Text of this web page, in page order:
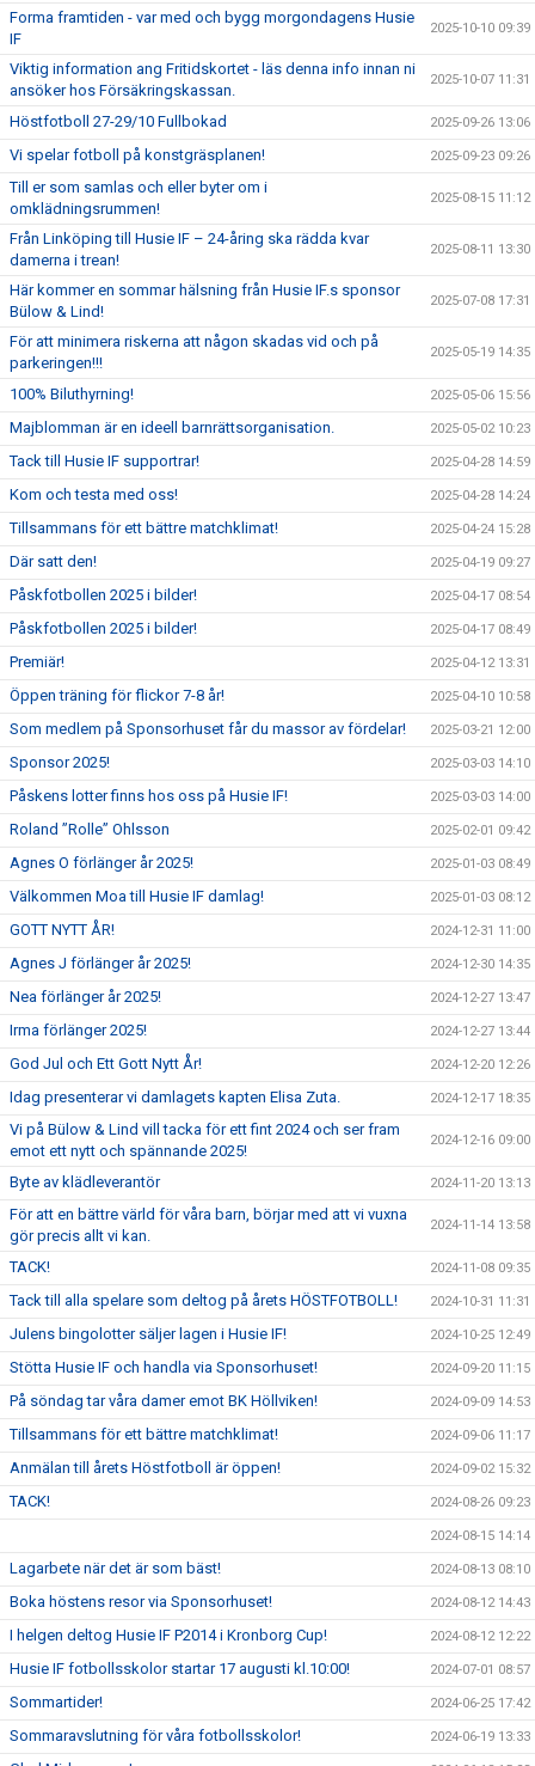
Forma framtiden - var med och bygg morgondagens Husie
IF
2025-10-10 09:39
Viktig information ang Fritidskortet - läs denna info innan ni
ansöker hos Försäkringskassan.
2025-10-07 11:31
Höstfotboll 27-29/10 Fullbokad 2025-09-26 13:06
Vi spelar fotboll på konstgräsplanen! 2025-09-23 09:26
Till er som samlas och eller byter om i
omklädningsrummen!
2025-08-15 11:12
Från Linköping till Husie IF – 24-åring ska rädda kvar
damerna i trean!
2025-08-11 13:30
Här kommer en sommar hälsning från Husie IF.s sponsor
Bülow & Lind!
2025-07-08 17:31
För att minimera riskerna att någon skadas vid och på
parkeringen!!!
2025-05-19 14:35
100% Biluthyrning! 2025-05-06 15:56
Majblomman är en ideell barnrättsorganisation. 2025-05-02 10:23
Tack till Husie IF supportrar! 2025-04-28 14:59
Kom och testa med oss! 2025-04-28 14:24
Tillsammans för ett bättre matchklimat! 2025-04-24 15:28
Där satt den! 2025-04-19 09:27
Påskfotbollen 2025 i bilder! 2025-04-17 08:54
Påskfotbollen 2025 i bilder! 2025-04-17 08:49
Premiär! 2025-04-12 13:31
Öppen träning för flickor 7-8 år! 2025-04-10 10:58
Som medlem på Sponsorhuset får du massor av fördelar! 2025-03-21 12:00
Sponsor 2025! 2025-03-03 14:10
Påskens lotter finns hos oss på Husie IF! 2025-03-03 14:00
Roland ”Rolle” Ohlsson 2025-02-01 09:42
Agnes O förlänger år 2025! 2025-01-03 08:49
Välkommen Moa till Husie IF damlag! 2025-01-03 08:12
GOTT NYTT ÅR! 2024-12-31 11:00
Agnes J förlänger år 2025! 2024-12-30 14:35
Nea förlänger år 2025! 2024-12-27 13:47
Irma förlänger 2025! 2024-12-27 13:44
God Jul och Ett Gott Nytt År! 2024-12-20 12:26
Idag presenterar vi damlagets kapten Elisa Zuta. 2024-12-17 18:35
Vi på Bülow & Lind vill tacka för ett fint 2024 och ser fram
emot ett nytt och spännande 2025!
2024-12-16 09:00
Byte av klädleverantör 2024-11-20 13:13
För att en bättre värld för våra barn, börjar med att vi vuxna
gör precis allt vi kan.
2024-11-14 13:58
TACK! 2024-11-08 09:35
Tack till alla spelare som deltog på årets HÖSTFOTBOLL! 2024-10-31 11:31
Julens bingolotter säljer lagen i Husie IF! 2024-10-25 12:49
Stötta Husie IF och handla via Sponsorhuset! 2024-09-20 11:15
På söndag tar våra damer emot BK Höllviken! 2024-09-09 14:53
Tillsammans för ett bättre matchklimat! 2024-09-06 11:17
Anmälan till årets Höstfotboll är öppen! 2024-09-02 15:32
TACK! 2024-08-26 09:23
2024-08-15 14:14
Lagarbete när det är som bäst! 2024-08-13 08:10
Boka höstens resor via Sponsorhuset! 2024-08-12 14:43
I helgen deltog Husie IF P2014 i Kronborg Cup! 2024-08-12 12:22
Husie IF fotbollsskolor startar 17 augusti kl.10:00! 2024-07-01 08:57
Sommartider! 2024-06-25 17:42
Sommaravslutning för våra fotbollsskolor! 2024-06-19 13:33